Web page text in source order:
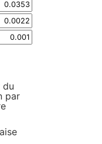
du
par